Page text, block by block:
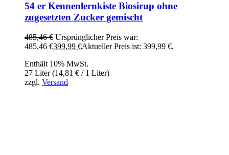
54 er Kennenlernkiste Biosirup ohne
zugesetzten Zucker gemischt
485,46€ Ursprünglicher Preis war:
485,46 €399,99 €Aktueller Preis ist: 399,99 €.
Enthält 10% MwSt.
27 Liter (14,81 € / 1 Liter)
zzgl. Versand